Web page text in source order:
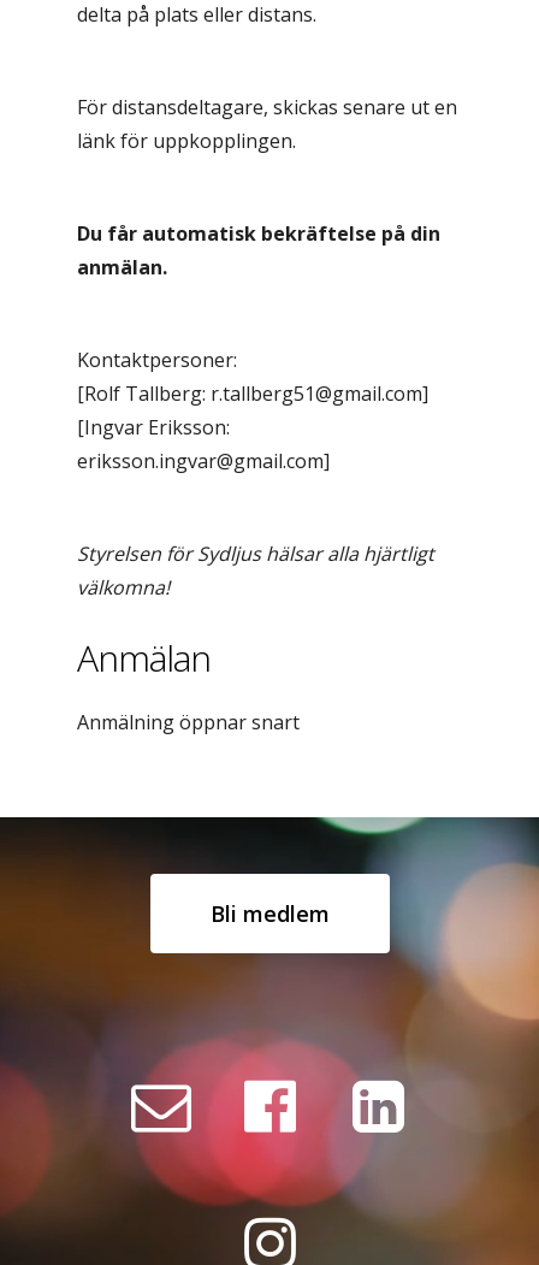
delta på plats eller distans.
För distansdeltagare, skickas senare ut en
länk för uppkopplingen.
Du får automatisk bekräftelse på din
anmälan.
Kontaktpersoner:
[Rolf Tallberg: r.tallberg51@gmail.com]
[Ingvar Eriksson:
eriksson.ingvar@gmail.com]
Styrelsen för Sydljus hälsar alla hjärtligt
välkomna!
Anmälan
Anmälning öppnar snart
Bli medlem